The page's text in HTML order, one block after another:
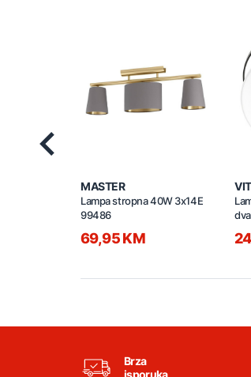
MASTER
Lampa stropna 40W 3x14E
99486
69,95 KM
Brza